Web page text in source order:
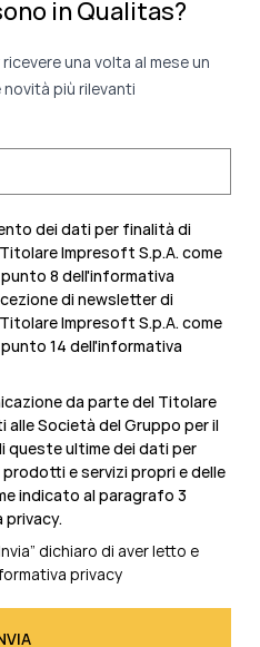
in Qualitas?
una volta al mese un
più rilevanti
dei dati per finalità di
Impresoft S.p.A. come
8 dell'informativa
di newsletter di
Impresoft S.p.A. come
14 dell'informativa
da parte del Titolare
alle Società del Gruppo per il
ultime dei dati per
e servizi propri e delle
indicato al paragrafo 3
dichiaro di aver letto e
privacy